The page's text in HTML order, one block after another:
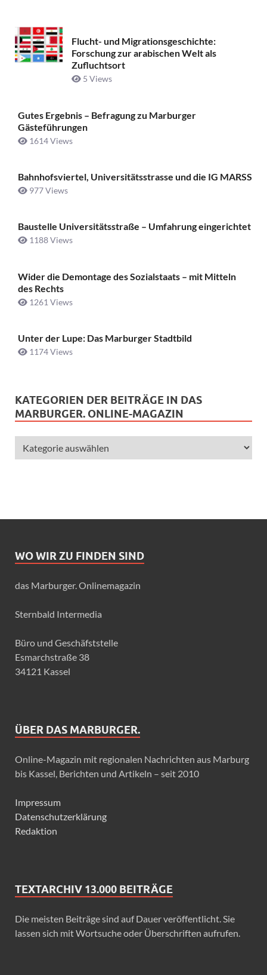
Flucht- und Migrationsgeschichte:
Forschung zur arabischen Welt als
Zufluchtsort
5 Views
Gutes Ergebnis – Befragung zu Marburger
Gästeführungen
1614 Views
Bahnhofsviertel, Universitätsstrasse und die IG MARSS
977 Views
Baustelle Universitätsstraße ­– Umfahrung eingerichtet
1188 Views
Wider die Demontage des Sozialstaats – mit Mitteln
des Rechts
1261 Views
Unter der Lupe: Das Marburger Stadtbild
1174 Views
KATEGORIEN DER BEITRÄGE IN DAS
MARBURGER. ONLINE-MAGAZIN
WO WIR ZU FINDEN SIND
das Marburger. Onlinemagazin
Sternbald Intermedia
Büro und Geschäfststelle
Esmarchstraße 38
34121 Kassel
ÜBER DAS MARBURGER.
Online-Magazin mit regionalen Nachrichten aus Marburg
bis Kassel, Berichten und Artikeln – seit 2010
Impressum
Datenschutzerklärung
Redaktion
TEXTARCHIV 13.000 BEITRÄGE
Die meisten Beiträge sind auf Dauer veröffentlicht. Sie
lassen sich mit Wortsuche oder Überschriften aufrufen.